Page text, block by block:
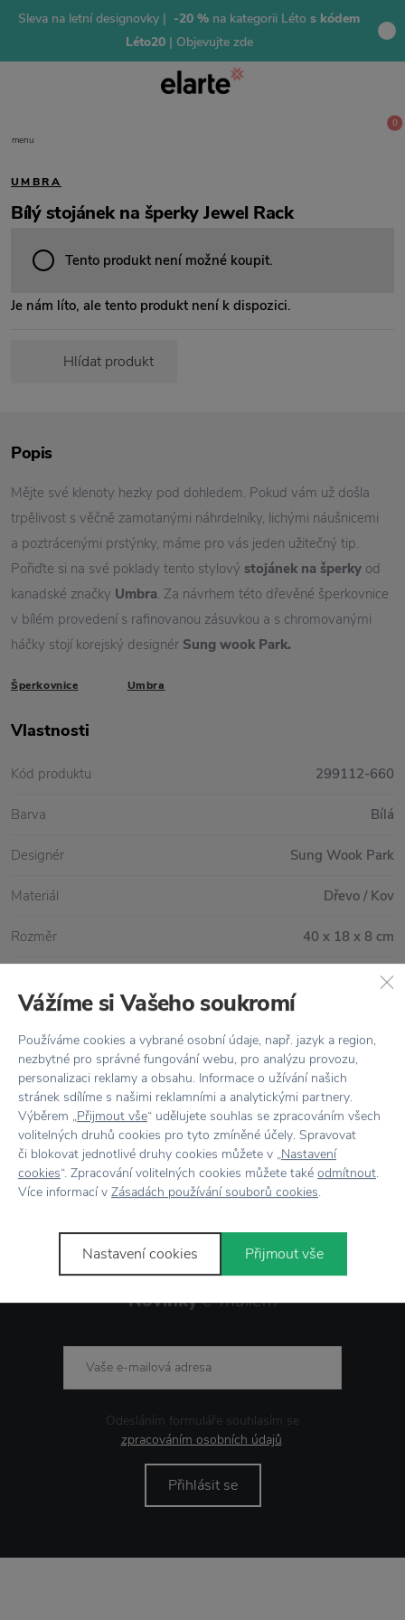
Sleva na letní designovky | -20 % na kategorii Léto s kódem
Léto20 | Objevujte zde
menu
0
UMBRA
Bílý stojánek na šperky Jewel Rack
Tento produkt není možné koupit.
Je nám líto, ale tento produkt není k dispozici.
Hlídat produkt
Doprava zdarma nad 2 000 Kč
Vrácení zbožído 30 dnů
7500+ produktůna výběr
Showroom ve Zlíně
Popis
Mějte své klenoty hezky pod dohledem. Pokud vám už došla
trpělivost s věčně zamotanými náhrdelníky, lichými náušnicemi
a poztrácenými prstýnky, máme pro vás jeden užitečný tip.
Pořiďte si na své poklady tento stylový stojánek na šperky od
kanadské značky Umbra. Za návrhem této dřevěné šperkovnice
v bílém provedení s rafinovanou zásuvkou a s chromovanými
háčky stojí korejský designér Sung wook Park.
Šperkovnice Umbra
Vlastnosti
Kód produktu 299112-660
Barva Bílá
Designér Sung Wook Park
Materiál Dřevo / Kov
Rozměr 40 x 18 x 8 cm
Novinkye-mailem
Odesláním formuláře souhlasím se
zpracováním osobních údajů.
Přihlásit se
Vážíme si Vašeho soukromí
Používáme cookies a vybrané osobní údaje, např. jazyk a region,
nezbytné pro správné fungování webu, pro analýzu provozu,
personalizaci reklamy a obsahu. Informace o užívání našich
stránek sdílíme s našimi reklamními a analytickými partnery.
Výběrem „Přijmout vše“ udělujete souhlas se zpracováním všech
volitelných druhů cookies pro tyto zmíněné účely. Spravovat
či blokovat jednotlivé druhy cookies můžete v „Nastavení
cookies“. Zpracování volitelných cookies můžete také odmítnout.
Více informací v Zásadách používání souborů cookies.
Nastavení cookies Přijmout vše